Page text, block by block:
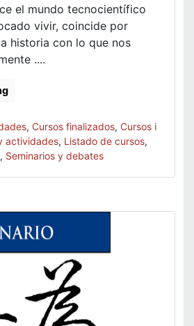
el mundo tecnocientífico
vivir, coincide por
historia con lo que nos
....
, Cursos finalizados, Cursos i
actividades, Listado de cursos,
, Seminarios y debates